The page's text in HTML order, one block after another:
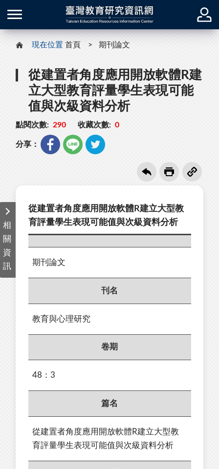
現在位置 首頁 期刊論文
從建置者角度應用開放軟體R建
立大型教育評量學生表現可能
值與次級資料分析
點閱次數: 290 收藏次數: 0
分享：
相
關
資
訊
從建置者角度應用開放軟體R建立大型教
育評量學生表現可能值與次級資料分析
期刊論文
刊名
教育與心理研究
卷期
48：3
篇名
從建置者角度應用開放軟體R建立大型教
育評量學生表現可能值與次級資料分析